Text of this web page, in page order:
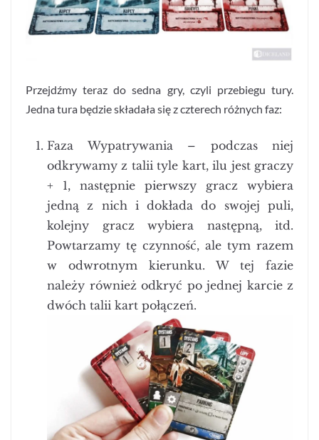
Przejdźmy teraz do sedna gry, czyli przebiegu tury.
Jedna tura będzie składała się z czterech różnych faz:
Faza Wypatrywania – podczas niej
odkrywamy z talii tyle kart, ilu jest graczy
+ 1, następnie pierwszy gracz wybiera
jedną z nich i dokłada do swojej puli,
kolejny gracz wybiera następną, itd.
Powtarzamy tę czynność, ale tym razem
w odwrotnym kierunku. W tej fazie
należy również odkryć po jednej karcie z
dwóch talii kart połączeń.